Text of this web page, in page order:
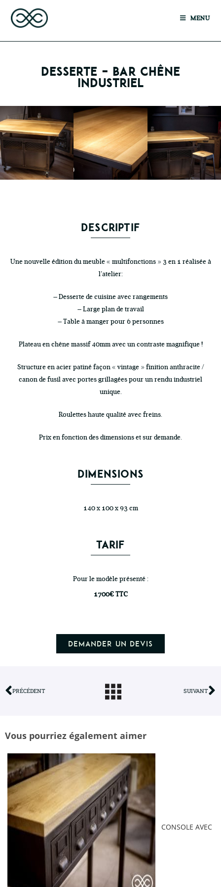
MENU
DESSERTE – BAR CHÊNE
INDUSTRIEL
DESCRIPTIF
Une nouvelle édition du meuble « multifonctions » 3 en 1 réalisée à
l’atelier:
–Desserte de cuisine avec rangements
– Large plan de travail
– Table à manger pour 6 personnes
Plateau en chêne massif 40mm avec un contraste magnifique !
Structure en acier patiné façon « vintage » finition anthracite /
canon de fusil avec portes grillagées pour un rendu industriel
unique.
Roulettes haute qualité avec freins.
Prix en fonction des dimensions et sur demande.
DIMENSIONS
140 x 100 x 93 cm
TARIF
Pour le modèle présenté :
1700€ TTC
Demander un devis
PRÉCÉDENT SUIVANT
Vous pourriez également aimer
CONSOLE AVEC